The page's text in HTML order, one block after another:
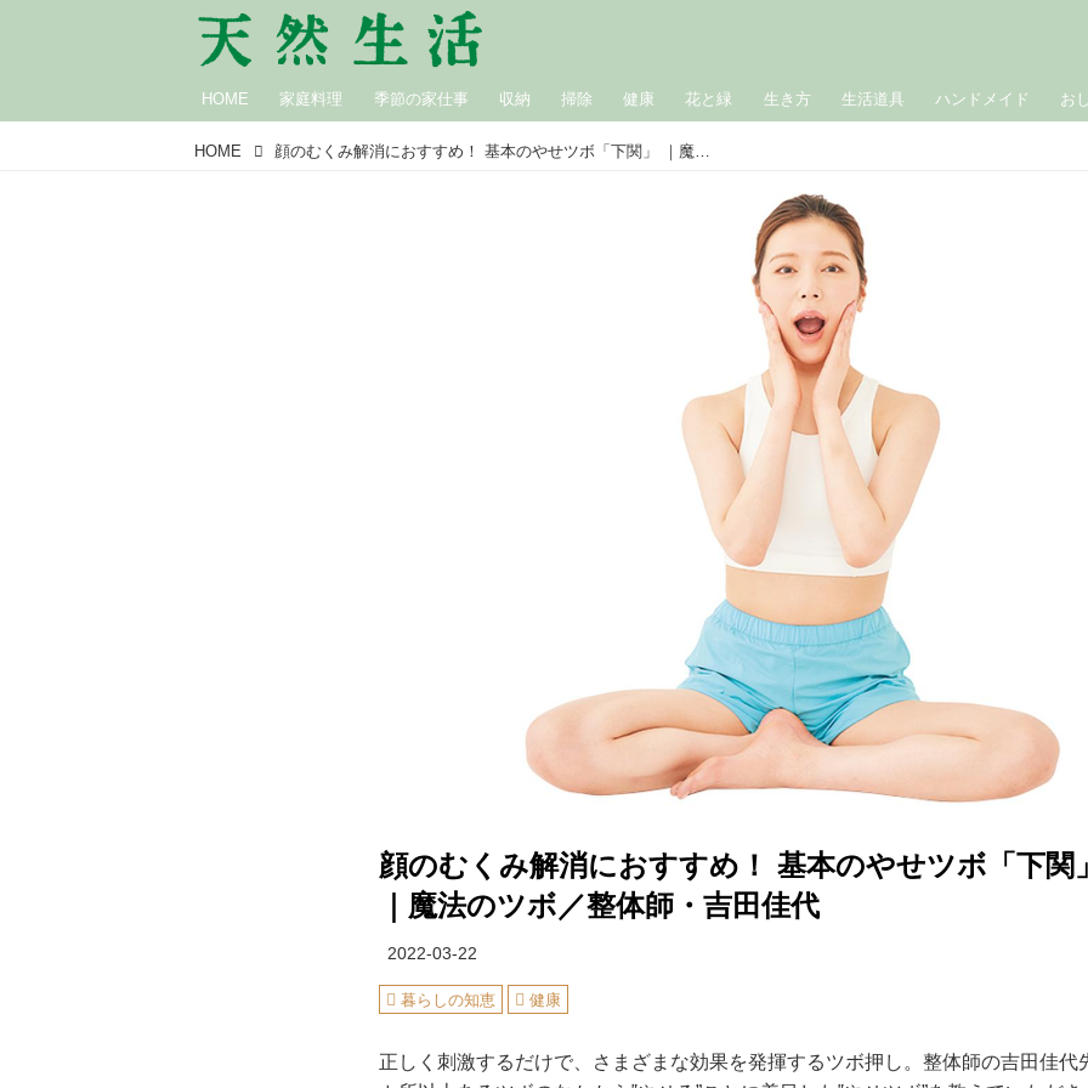
HOME 家庭料理 季節の家仕事 収納 掃除 健康 花と緑 生き方 生活道具 ハンドメイド お
HOME 顔のむくみ解消におすすめ！ 基本のやせツボ「下関」 ｜魔法のツボ／整体師・吉田佳代
顔のむくみ解消におすすめ！ 基本のやせツボ「下関」
｜魔法のツボ／整体師・吉田佳代
2022-03-22
暮らしの知恵 健康
正しく刺激するだけで、さまざまな効果を発揮するツボ押し。整体師の吉田佳代